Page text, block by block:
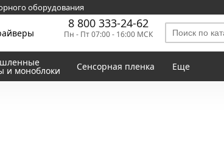
оборудования
8 800 333-24-62
Пн - Пт 07:00 - 16:00 МСК
и моноблоки Сенсорная пленка Еще